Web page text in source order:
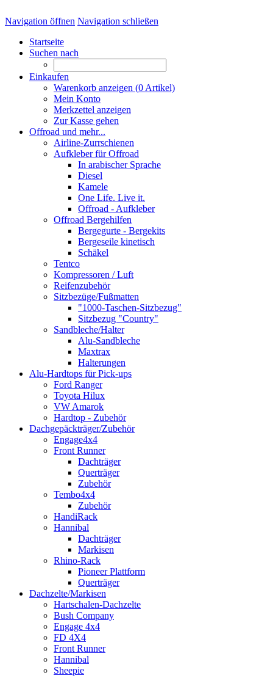
Navigation öffnen Navigation schließen
Startseite
Suchen nach
Einkaufen
Warenkorb anzeigen (0 Artikel)
Mein Konto
Merkzettel anzeigen
Zur Kasse gehen
Offroad und mehr...
Airline-Zurrschienen
Aufkleber für Offroad
In arabischer Sprache
Diesel
Kamele
One Life. Live it.
Offroad - Aufkleber
Offroad Bergehilfen
Bergegurte - Bergekits
Bergeseile kinetisch
Schäkel
Tentco
Kompressoren / Luft
Reifenzubehör
Sitzbezüge/Fußmatten
"1000-Taschen-Sitzbezug"
Sitzbezug "Country"
Sandbleche/Halter
Alu-Sandbleche
Maxtrax
Halterungen
Alu-Hardtops für Pick-ups
Ford Ranger
Toyota Hilux
VW Amarok
Hardtop - Zubehör
Dachgepäckträger/Zubehör
Engage4x4
Front Runner
Dachträger
Querträger
Zubehör
Tembo4x4
Zubehör
HandiRack
Hannibal
Dachträger
Markisen
Rhino-Rack
Pioneer Plattform
Querträger
Dachzelte/Markisen
Hartschalen-Dachzelte
Bush Company
Engage 4x4
FD 4X4
Front Runner
Hannibal
Sheepie